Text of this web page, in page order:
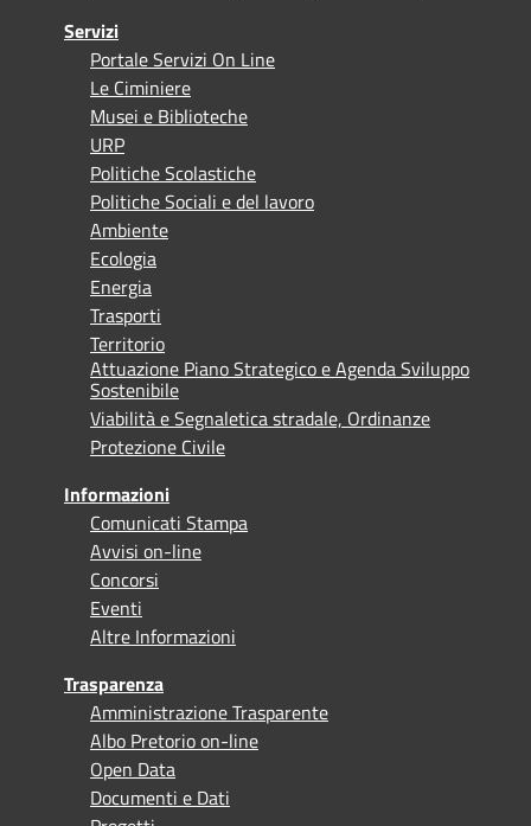
Servizi
Portale Servizi On Line
Le Ciminiere
Musei e Biblioteche
URP
Politiche Scolastiche
Politiche Sociali e del lavoro
Ambiente
Ecologia
Energia
Trasporti
Territorio
Attuazione Piano Strategico e Agenda Sviluppo
Sostenibile
Viabilità e Segnaletica stradale, Ordinanze
Protezione Civile
Informazioni
Comunicati Stampa
Avvisi on-line
Concorsi
Eventi
Altre Informazioni
Trasparenza
Amministrazione Trasparente
Albo Pretorio on-line
Open Data
Documenti e Dati